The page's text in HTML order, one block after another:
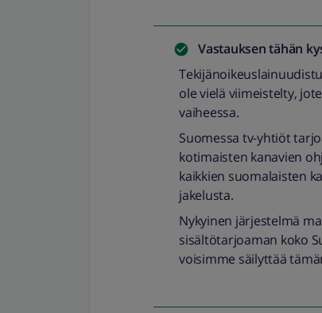
Vastauksen tähän
ole vielä viimeistelty,
vaiheessa.
Suomessa tv-yhtiöt
kotimaisten kanavien
kaikkien suomalaisten
jakelusta.
Nykyinen järjestelmä
sisältötarjoaman koko
voisimme säilyttää